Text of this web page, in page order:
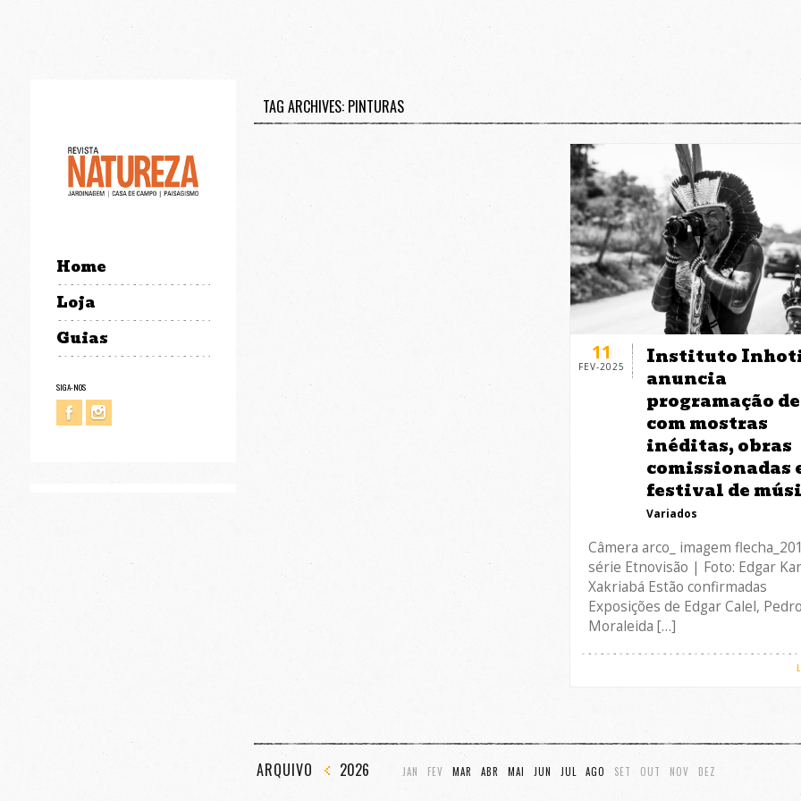
Home
Loja
Guias
SIGA-NOS
TAG ARCHIVES: PINTURAS
11
FEV-2025
Instituto
anuncia
programação
com mostras
inéditas, obras
comissionadas
festival de
Variados
Câmera arco_ imagem
série Etnovisão | Foto: Edgar
Xakriabá Estão confirmadas
Exposições de Edgar Calel,
Moraleida […]
ARQUIVO 2026 JAN FEV MAR ABR MAI JUN JUL AGO SET OUT NOV DEZ